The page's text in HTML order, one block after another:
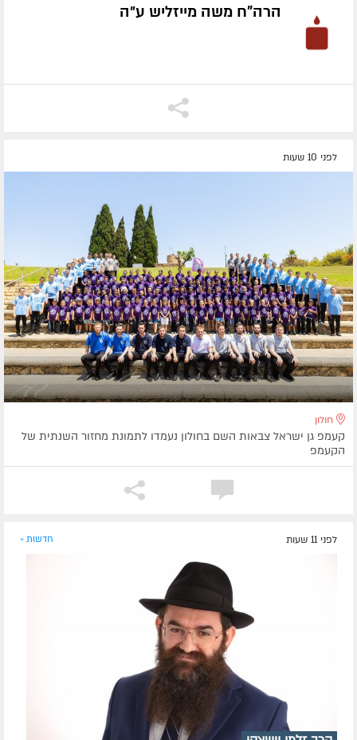
הרה"ח משה מייזליש ע״ה
לפני 10 שעות
חולון
קעמפ גן ישראל צבאות השם בחולון נעמדו לתמונת מחזור השנתית של
הקעמפ
לפני 11 שעות חדשות »